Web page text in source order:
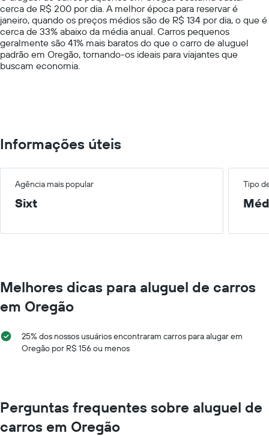
fornecidas
1
Y
axis
displaying
values.
Range:
cerca de R$ 200 por dia. A melhor época para reservar é
janeiro, quando os preços médios são de R$ 134 por dia, o que é
cerca de 33% abaixo da média anual. Carros pequenos
geralmente são 41% mais baratos do que o carro de aluguel
padrão em Oregão, tornando-os ideais para viajantes que
buscam economia.
Informações úteis
Agência mais popular Tipo
Sixt
Melhores dicas para aluguel de carros
em Oregão
25% dos nossos usuários encontraram carros para alugar em
Oregão por R$ 156 ou menos
Perguntas frequentes sobre aluguel de
carros em Oregão